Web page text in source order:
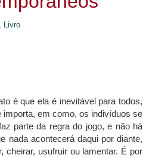
Livro
é que ela é inevitável para todos,
em como, os indivíduos se
parte da regra do jogo, e não há
nada acontecerá daqui por diante,
cheirar, usufruir ou lamentar. É por